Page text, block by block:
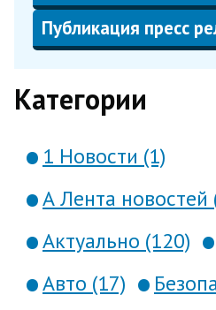
Публикация пресс
Категории
1 Новости (1)
А Лента новостей
Актуально (120)
Авто (17)